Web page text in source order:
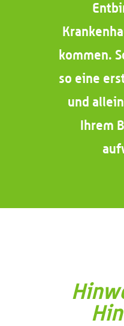
kommen.
so eine
und
Ihrem